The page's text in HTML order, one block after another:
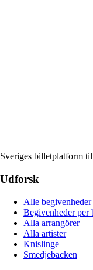
Sveriges billetplatform
Udforsk
Alle begivenheder
Begivenheder per
Alla arrangörer
Alla artister
Knislinge
Smedjebacken